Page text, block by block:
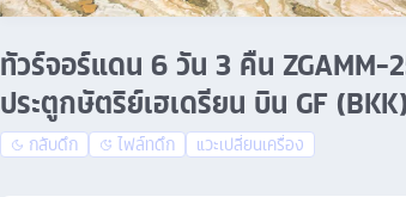
ทัวร์จอร์แดน 6 วัน 3 คืน ZGAMM-
ประตูกษัตริย์เฮเดรียน บิน GF
กลับดึก ไฟล์ทดึก แวะเปลี่ยนเครื่อง